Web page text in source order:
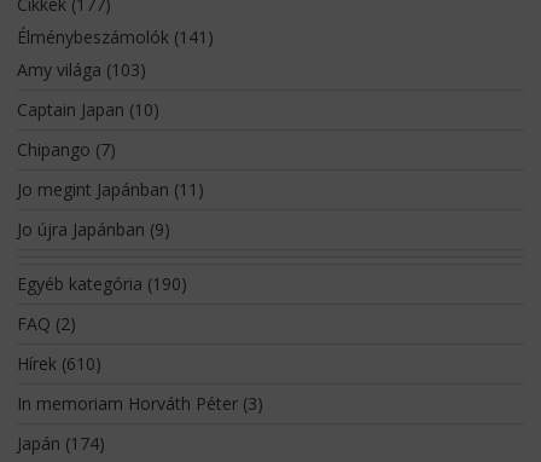
Élménybeszámolók(141)
Amy világa (103)
Captain Japan (10)
Chipango (7)
Jo megint Japánban (11)
Jo újra Japánban (9)
Egyéb kategória (190)
FAQ (2)
Hírek(610)
In memoriam Horváth Péter(3)
Japán (174)